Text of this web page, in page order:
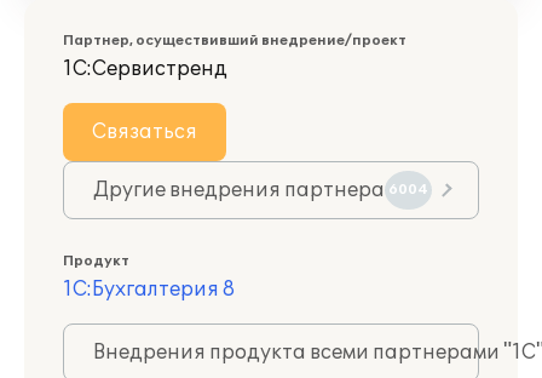
Партнер, осуществивший внедрение/проект
1С:Сервистренд
Связаться
Другие внедрения партнера 6004
Продукт
1С:Бухгалтерия 8
Внедрения продукта всеми партнерами